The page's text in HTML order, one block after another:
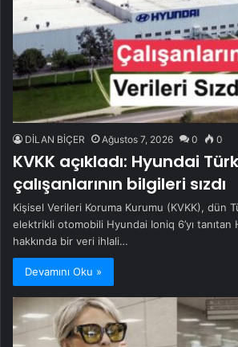
DİLAN BİÇER Ağustos 7, 2026 0 0
KVKK açıkladı: Hyundai
çalışanlarının bilgileri sızdı
Kişisel Verileri Koruma Kurumu (KVKK), dün
elektrikli otomobili Hyundai Ioniq 6’yı tanıtan
hakkında bir veri ihlali…
Devamını Oku »